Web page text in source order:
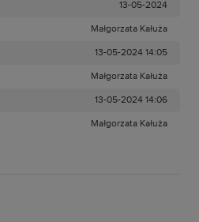
13-05-2024
Małgorzata Kałuża
13-05-2024 14:05
Małgorzata Kałuża
13-05-2024 14:06
Małgorzata Kałuża